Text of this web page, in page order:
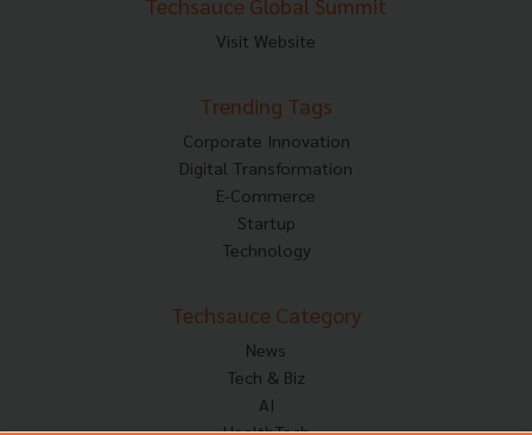
Visit Website
Trending Tags
Corporate Innovation
Digital Transformation
E-Commerce
Startup
Technology
Techsauce Category
News
Tech & Biz
AI